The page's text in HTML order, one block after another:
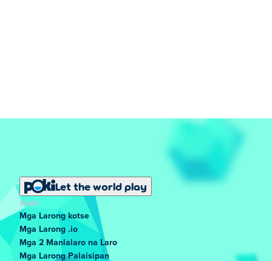
Let the world play
SIKAT
Mga Larong kotse
Mga Larong .io
Mga 2 Manlalaro na Laro
Mga Larong Palaisipan